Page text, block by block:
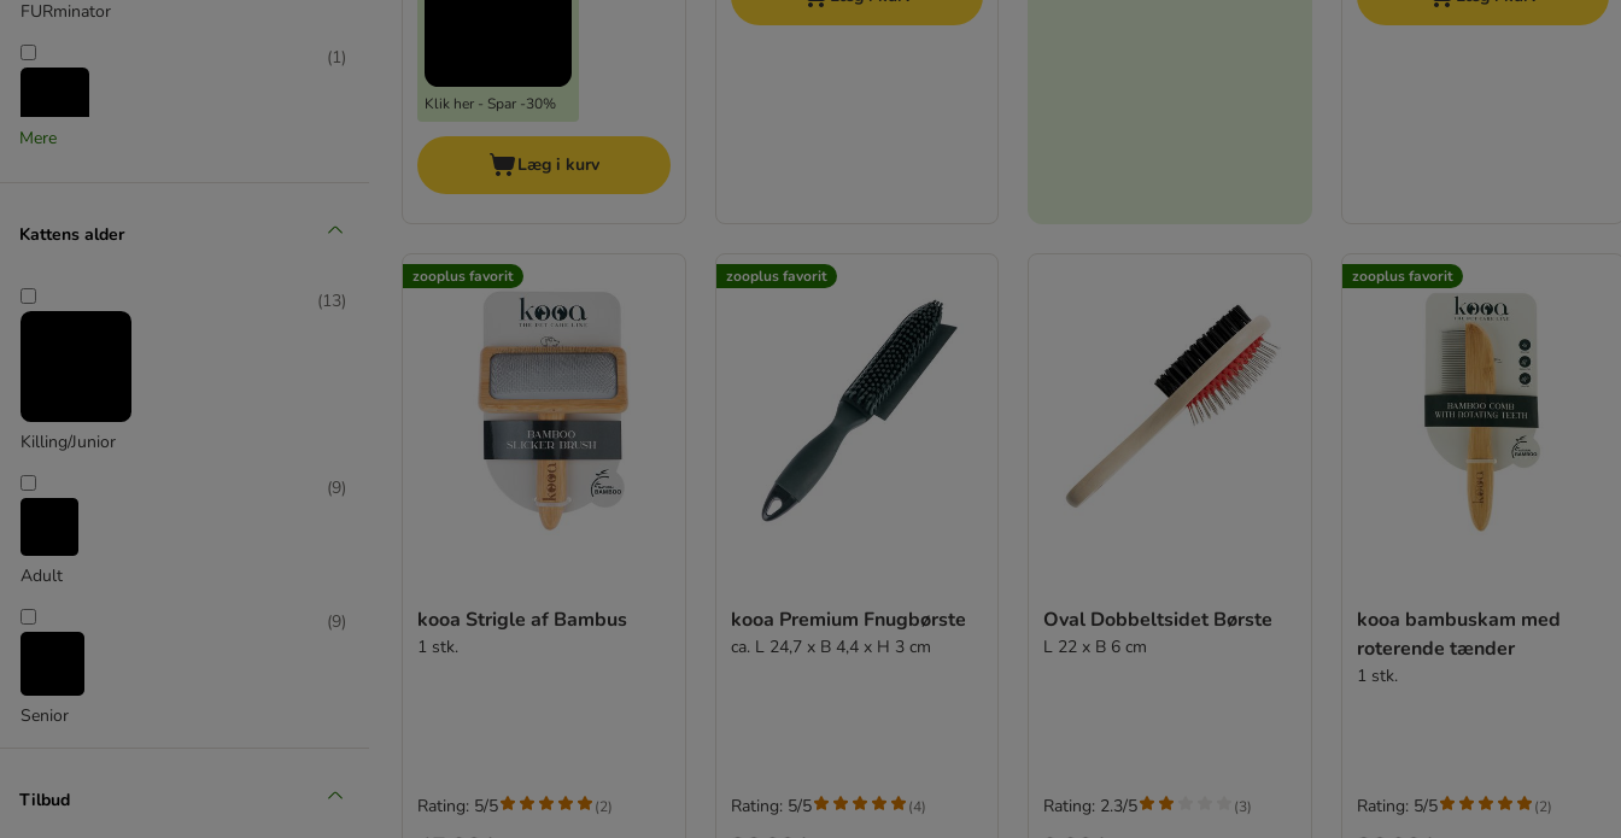
FURminator
(1)
Karlie
Kerbl
Mere
Kattens alder
Killing/Junior
(13)
Adult
(9)
Senior
(9)
Tilbud
Klik her - Spar -30%
Læg i kurv
zooplus favorit
kooa Strigle af Bambus
1 stk.
Rating: 5/5 (2)
zooplus favorit
kooa Premium Fnugbørste
ca. L 24,7 x B 4,4 x H 3 cm
Rating: 5/5 (4)
Oval Dobbeltsidet Børste
L 22 x B 6 cm
Rating: 2.3/5 (3)
zooplus favorit
kooa bambuskam med
roterende tænder
1 stk.
Rating: 5/5 (2)